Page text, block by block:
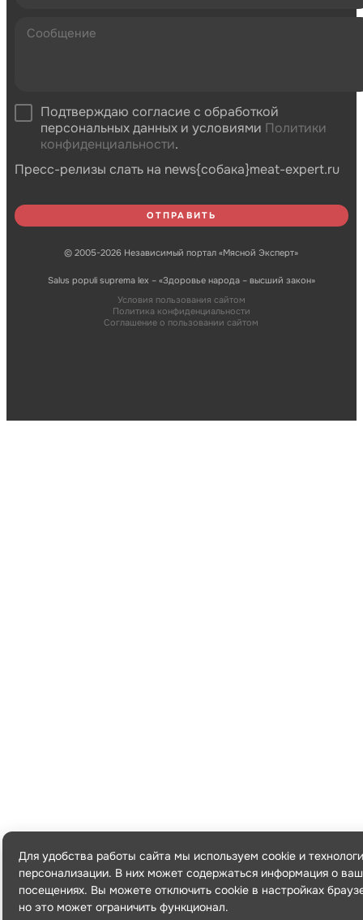
Подтверждаю согласие с обработкой
персональных данных и условиями Политики
конфиденциальности.
Пресс-релизы слать на news{собака}meat-expert.ru
© 2005-2026 Независимый портал «Мясной Эксперт»
Salus populi suprema lex – «Здоровье народа – высший закон»
Условия пользования сайтом
Политика конфиденциальности
Соглашение о пользовании сайтом
Для удобства работы сайта мы используем cookie и
персонализации. В них может содержаться информация о
посещениях. Вы можете отключить cookie в настройках
но это может ограничить функционал.